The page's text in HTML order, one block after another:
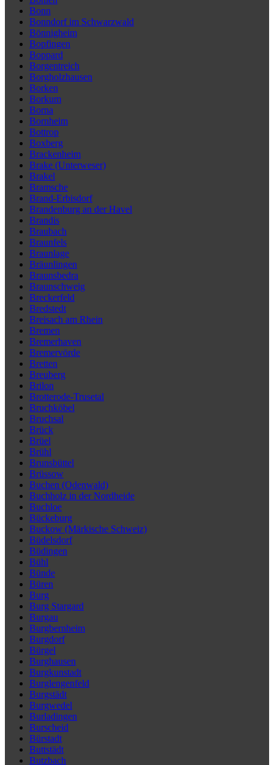
Bonn
Bonndorf im Schwarzwald
Bönnigheim
Bopfingen
Boppard
Borgentreich
Borgholzhausen
Borken
Borkum
Borna
Bornheim
Bottrop
Boxberg
Brackenheim
Brake (Unterweser)
Brakel
Bramsche
Brand-Erbisdorf
Brandenburg an der Havel
Brandis
Braubach
Braunfels
Braunlage
Bräunlingen
Braunsbedra
Braunschweig
Breckerfeld
Bredstedt
Breisach am Rhein
Bremen
Bremerhaven
Bremervörde
Bretten
Breuberg
Brilon
Brotterode-Trusetal
Bruchköbel
Bruchsal
Brück
Brüel
Brühl
Brunsbüttel
Brüssow
Buchen (Odenwald)
Buchholz in der Nordheide
Buchloe
Bückeburg
Buckow (Märkische Schweiz)
Büdelsdorf
Büdingen
Bühl
Bünde
Büren
Burg
Burg Stargard
Burgau
Burgbernheim
Burgdorf
Bürgel
Burghausen
Burgkunstadt
Burglengenfeld
Burgstädt
Burgwedel
Burladingen
Burscheid
Bürstadt
Buttstädt
Butzbach